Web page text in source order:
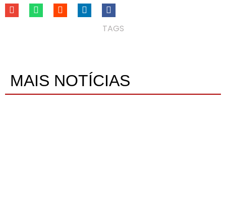
TAGS
MAIS NOTÍCIAS